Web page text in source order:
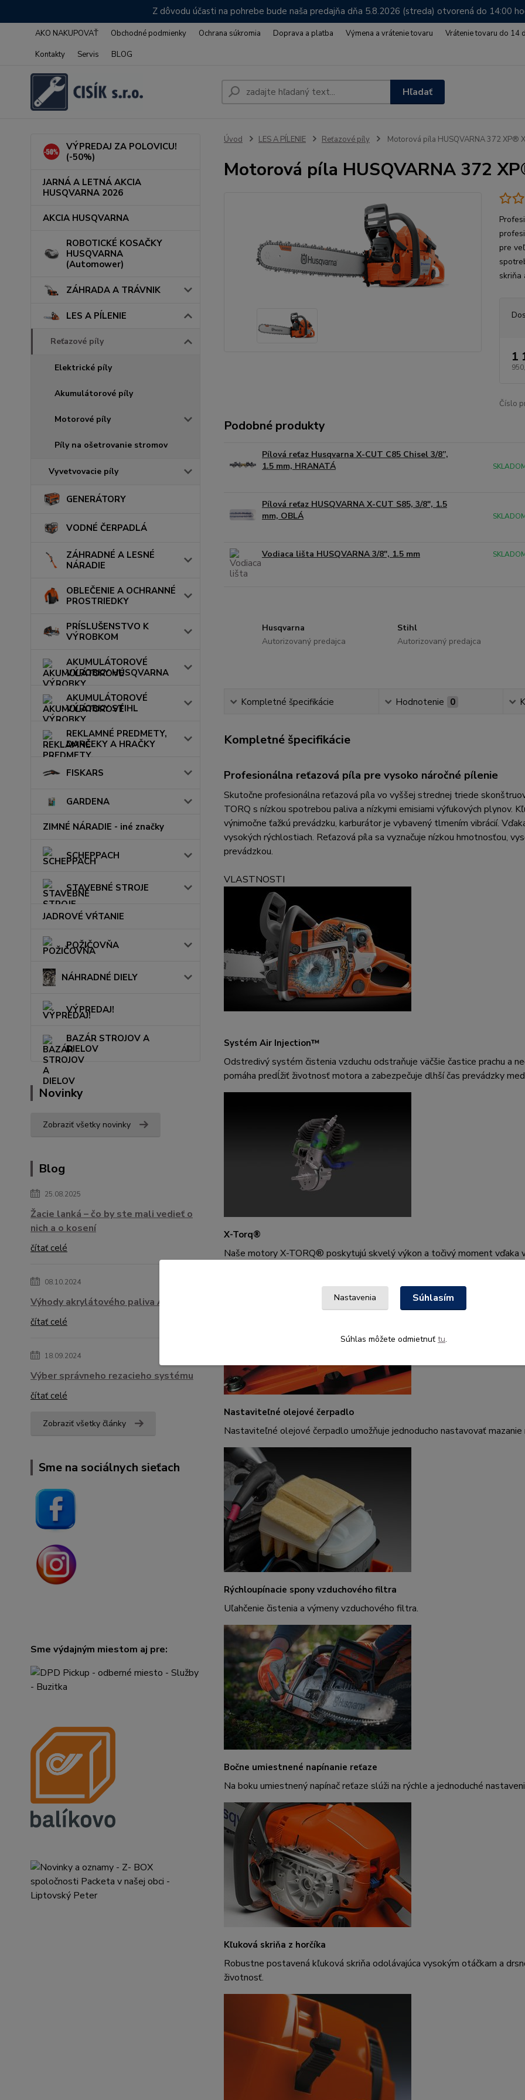
Z dôvodu účasti na pohrebe bude naša predajňa dňa 5.8.2026 (streda) otvorená do 14:00
AKO NAKUPOVAŤ Obchodné podmienky Ochrana súkromia Doprava a platba Výmena a vrátenie tovaru
Vrátenie tovaru do 14
Kontakty
Servis BLOG
Hľadať
VÝPREDAJ ZA POLOVICU!
(-50%)
JARNÁ A LETNÁ AKCIA
HUSQVARNA 2026
AKCIA HUSQVARNA
ROBOTICKÉ KOSAČKY
HUSQVARNA
(Automower)
ZÁHRADA A TRÁVNIK
LES A PÍLENIE
Reťazové píly
Elektrické píly
Akumulátorové píly
Motorové píly
Píly na ošetrovanie stromov
Vyvetvovacie píly
GENERÁTORY
VODNÉ ČERPADLÁ
ZÁHRADNÉ A LESNÉ
NÁRADIE
OBLEČENIE A OCHRANNÉ
PROSTRIEDKY
PRÍSLUŠENSTVO K
VÝROBKOM
AKUMULÁTOROVÉ
VÝROBKY HUSQVARNA
AKUMULÁTOROVÉ
VÝROBKY STIHL
REKLAMNÉ PREDMETY,
DARČEKY A HRAČKY
FISKARS
GARDENA
ZIMNÉ NÁRADIE - iné značky
SCHEPPACH
STAVEBNÉ STROJE
JADROVÉ VŔTANIE
POŽIČOVŇA
NÁHRADNÉ DIELY
VÝPREDAJ!
BAZÁR STROJOV A
DIELOV
Novinky
Zobraziť všetky novinky
Blog
25.08.2025
Žacie lanká – čo by ste mali vedieť o
nich a o kosení
čítať celé
08.10.2024
Výhody akrylátového paliva ASPEN
čítať celé
18.09.2024
Výber správneho rezacieho systému
čítať celé
Zobraziť všetky články
Sme na sociálnych sieťach
Sme výdajným miestom aj pre:
Úvod LES A PÍLENIE Reťazové píly Motorová píla HUSQVARNA 372 XP®
Motorová píla HUSQVARNA 372
pre
skriňa
1
Číslo
Podobné produkty
Pílová reťaz Husqvarna X-CUT C85 Chisel 3/8”,
1.5 mm, HRANATÁ
Pílová reťaz HUSQVARNA X-CUT S85, 3/8", 1.5
mm, OBLÁ
Vodiaca lišta HUSQVARNA 3/8", 1.5 mm
Husqvarna
Autorizovaný predajca
Stihl
Autorizovaný predajca
Kompletné špecifikácie Hodnotenie 0
Kompletné špecifikácie
Profesionálna reťazová píla pre vysoko náročné pílenie
Skutočne profesionálna reťazová píla vo vyššej strednej triede
TORQ s nízkou spotrebou paliva a nízkymi emisiami výfukových plynov.
výnimočne ťažkú prevádzku, karburátor je vybavený tlmením vibrácií.
vysokých rýchlostiach. Reťazová píla sa vyznačuje nízkou hmotnosťou,
prevádzkou.
VLASTNOSTI
Systém Air Injection™
Odstredivý systém čistenia vzduchu odstraňuje väčšie častice prachu a
pomáha predĺžiť životnosť motora a zabezpečuje dlhší čas prevádzky
X-Torq®
Naše motory X-TORQ® poskytujú skvelý výkon a točivý moment vďaka
Nastaviteľné olejové čerpadlo
Nastaviteľné olejové čerpadlo umožňuje jednoducho nastavovať
Rýchloupínacie spony vzduchového filtra
Uľahčenie čistenia a výmeny vzduchového filtra.
Bočne umiestnené napínanie reťaze
Na boku umiestnený napínač reťaze slúži na rýchle a jednoduché
Kľuková skriňa z horčíka
Robustne postavená kľuková skriňa odolávajúca vysokým otáčkam a
životnosť.
Nastavenia Súhlasím
Súhlas môžete odmietnuť tu.